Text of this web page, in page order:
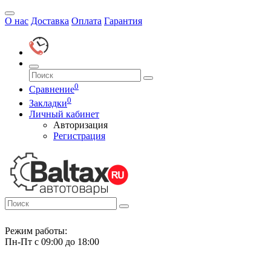
О нас Доставка Оплата Гарантия
Сравнение0
Закладки0
Личный кабинет
Авторизация
Регистрация
Режим работы:
Пн-Пт с 09:00 до 18:00